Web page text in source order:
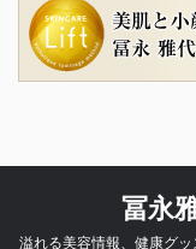
冨永
溢れる美容情報、健康グ